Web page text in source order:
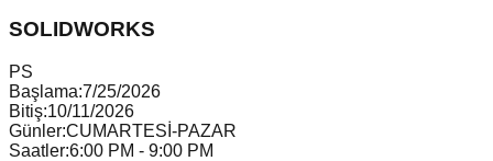
SOLIDWORKS
PS
Başlama:7/25/2026
Bitiş:10/11/2026
Günler:CUMARTESİ-PAZAR
Saatler:6:00 PM - 9:00 PM